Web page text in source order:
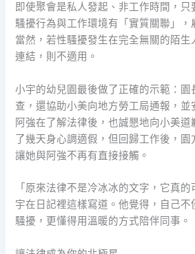
即使聚會是私人發起、非工作時間，只
騷擾行為與工作環境有「實質關聯」，
當然，若性騷擾發生在完全無關的陌生
連結，則不適用。
小宇的幼兒園最後做了正確的示範：園
查，還協助小美向地方勞工局通報，並
阿強在了解法律後，也誠懇地向小美道
了幾天身心調適假，但回歸工作後，園
讓她與阿強不再有直接接觸。
「原來法律不是冷冰冰的文字，它真
宇在日記裡這樣寫道。他覺得，自己不
騷擾，更懂得用溫暖的方式陪伴同事。